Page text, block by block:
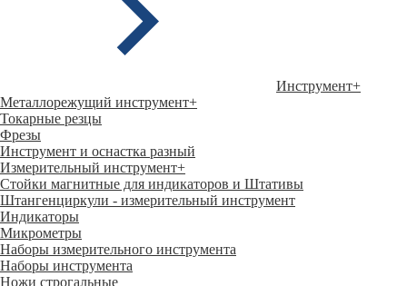
Инструмент+
Металлорежущий инструмент+
Токарные резцы
Фрезы
Инструмент и оснастка разный
Измерительный инструмент+
Стойки магнитные для индикаторов и Штативы
Штангенциркули - измерительный инструмент
Индикаторы
Микрометры
Наборы измерительного инструмента
Наборы инструмента
Ножи строгальные